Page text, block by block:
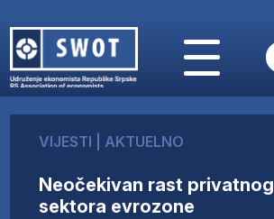
O NAMA
AKTUELNO
ANALIZE
VIJESTI AKTUELNO
Neočekivan rast privatnog
sektora evrozone